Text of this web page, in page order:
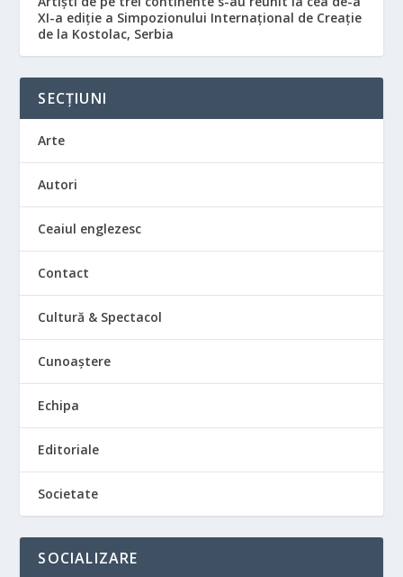
XI-a ediție a Simpozionului Internațional de Creație
de la Kostolac, Serbia
SECȚIUNI
Arte
Autori
Ceaiul englezesc
Contact
Cultură & Spectacol
Cunoaștere
Echipa
Editoriale
Societate
SOCIALIZARE